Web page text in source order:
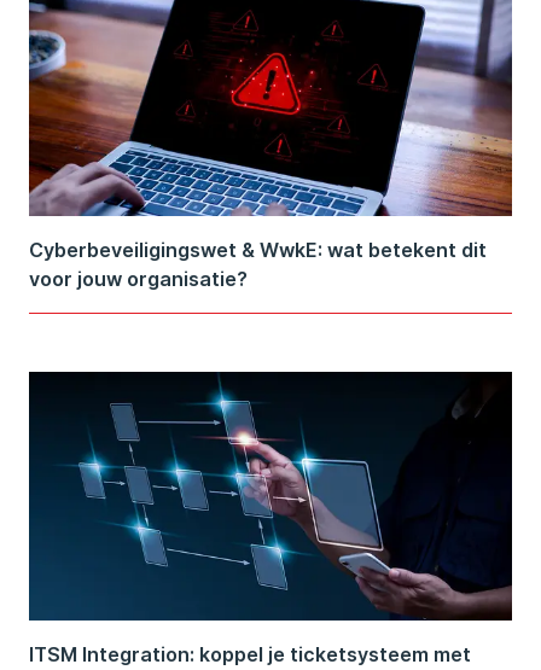
Cyberbeveiligingswet & WwkE: wat betekent dit
voor jouw organisatie?
ITSM Integration: koppel je ticketsysteem met